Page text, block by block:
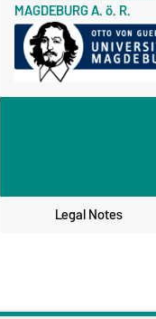
MAGDEBURG A. ö. R.
Legal Notes